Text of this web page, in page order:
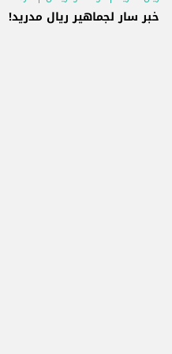
خبر سار لجماهير ريال مدريد!